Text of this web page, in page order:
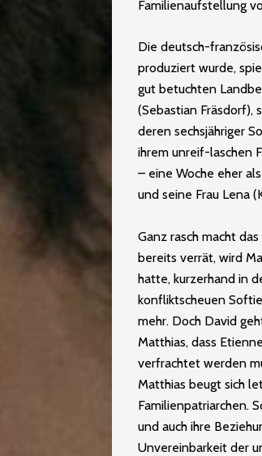
Familienaufstellung
Die deutsch-
produziert wurde,
gut betuchten
(Sebastian Fräsdorf),
deren sechsjähriger
ihrem unreif-laschen
– eine Woche eher
und seine Frau Lena
Ganz rasch macht
bereits verrät, wird
hatte, kurzerhand in
konfliktscheuen
mehr. Doch David
Matthias, dass
verfrachtet werden
Matthias beugt sich
Familienpatriarchen.
und auch ihre
Unvereinbarkeit der